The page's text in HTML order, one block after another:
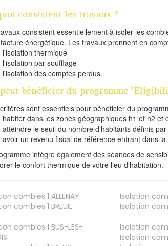
consistent les travaux ?
consistent essentiellement à isoler les
énergétique. Les travaux prennent en
l'isolation thermique
l'isolation par soufflage
l'isolation des comptes perdus.
bénéficier du programme
sont essentiels pour bénéficier du
habiter dans les zones géographiques h1 et h2 et
atteindre le seuil du nombre d'habitants définis
avoir un revenu fiscal de référence entrant dans
intègre également des séances de
le confort thermique de votre lieu d'habitation.
combles 1 ALLENAY Isolation
combles 1 BREUIL Isolation
combles 1 BUS-LES-
Isolation
Isolation